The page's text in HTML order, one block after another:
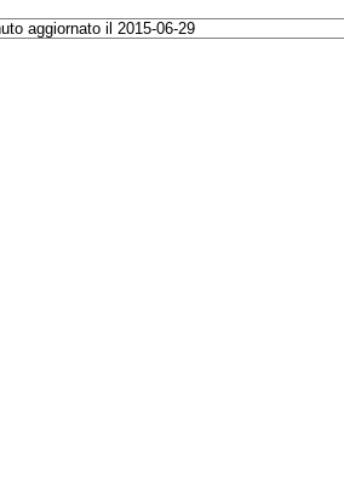
aggiornato il 2015-06-29